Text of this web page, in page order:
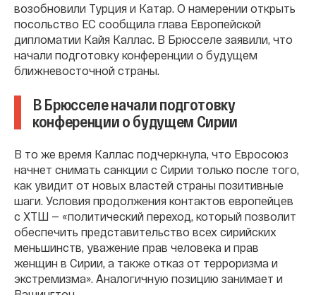
возобновили Турция и Катар. О намерении открыть
посольство ЕС сообщила глава Европейской
дипломатии Кайя Каллас. В Брюсселе заявили, что
начали подготовку конференции о будущем
ближневосточной страны.
В Брюсселе начали подготовку
конференции о будущем Сирии
В то же время Каллас подчеркнула, что Евросоюз
начнет снимать санкции с Сирии только после того,
как увидит от новых властей страны позитивные
шаги. Условия продолжения контактов европейцев
с ХТШ — «политический переход, который позволит
обеспечить представительство всех сирийских
меньшинств, уважение прав человека и прав
женщин в Сирии, а также отказ от терроризма и
экстремизма». Аналогичную позицию занимает и